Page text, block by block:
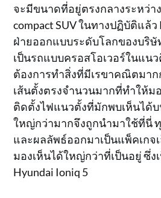
จะมีขนาดที่อยู่ตรงกลางระหว่าง
compact SUV ในทางปฏิบัติแล้
ฝ่ายออกแบบระดับโลกของบริษั
เป็นรถแบบครอสโอเวอร์ในแน
ต้องการทำสิ่งที่มีเรขาคณิตมาก
เส้นตั้งตรงจำนวนมากที่ทำให้ม
ติดตั้งไฟแนวตั้งที่มักพบเห็นได้
ใหญ่กว่ามากจึงถูกนำมาใช้ที่นี่
และผลลัพธ์ออกมาเป็นแพ็คเกจ
มองเห็นได้ใหญ่กว่าที่เป็นอยู่ ซึ่
Hyundai Ioniq 5